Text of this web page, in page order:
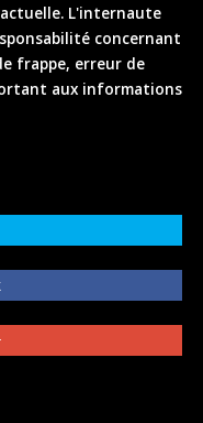
L'internaute
concernant
frappe, erreur de
aux informations